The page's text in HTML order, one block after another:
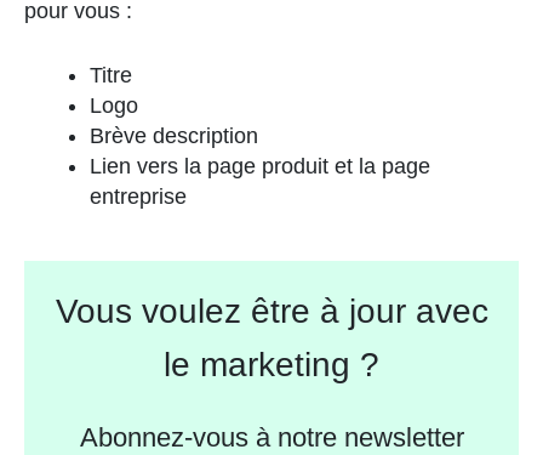
pour vous :
Titre
Logo
Brève description
Lien vers la page produit et la page
entreprise
Vous voulez être à jour avec
le marketing ?
Abonnez-vous à notre newsletter